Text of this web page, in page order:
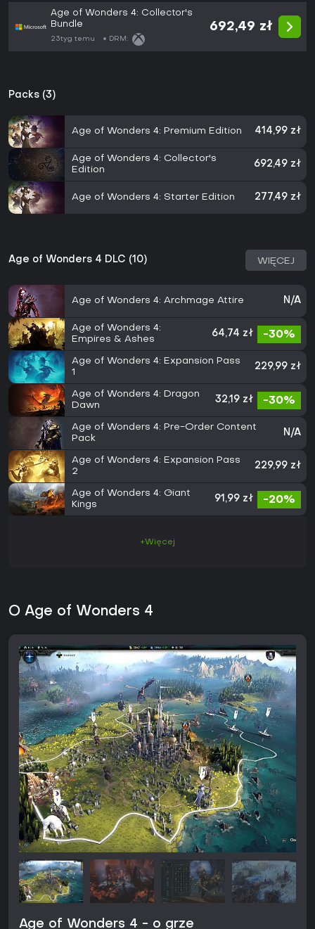
Age of Wonders 4: Collector's
Bundle
23tyg temu DRM:
692,49 zł
Packs (3)
Age of Wonders 4: Premium Edition 414,99 zł
Age of Wonders 4: Collector's
Edition
692,49 zł
Age of Wonders 4: Starter Edition 277,49 zł
Age of Wonders 4 DLC (10) WIĘCEJ
Age of Wonders 4: Archmage Attire N/A
Age of Wonders 4:
Empires & Ashes
64,74 zł -30%
Age of Wonders 4: Expansion Pass
1
229,99 zł
Age of Wonders 4: Dragon
Dawn
32,19 zł -30%
Age of Wonders 4: Pre-Order Content
Pack
N/A
Age of Wonders 4: Expansion Pass
2
229,99 zł
Age of Wonders 4: Giant
Kings
91,99 zł -20%
+Więcej
O Age of Wonders 4
Age of Wonders 4 - o grze